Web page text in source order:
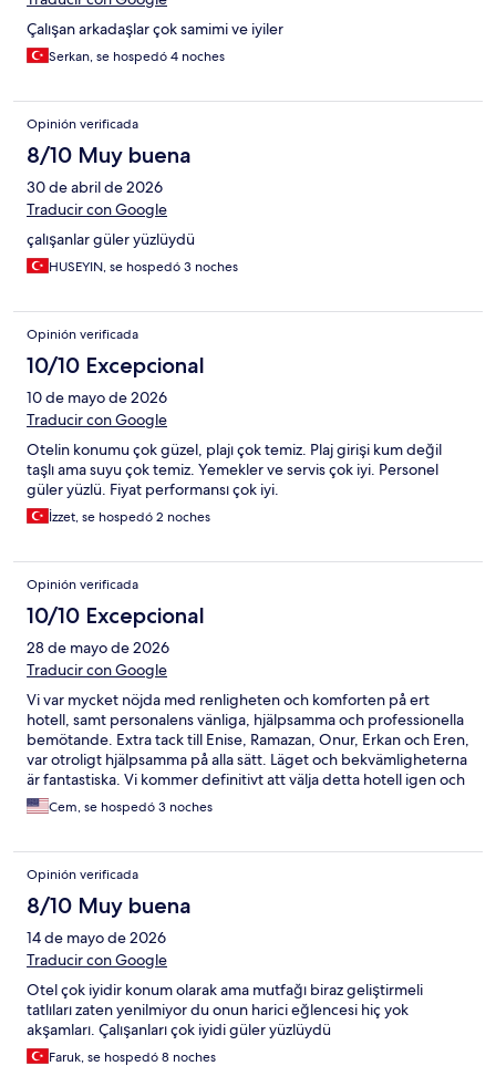
Çalışan arkadaşlar çok samimi ve iyiler
Serkan, se hospedó 4 noches
Opinión verificada
8/10 Muy buena
30 de abril de 2026
Traducir con Google
çalışanlar güler yüzlüydü
HUSEYIN, se hospedó 3 noches
Opinión verificada
10/10 Excepcional
10 de mayo de 2026
Traducir con Google
Otelin konumu çok güzel, plajı çok temiz. Plaj girişi kum değil
taşlı ama suyu çok temiz. Yemekler ve servis çok iyi. Personel
güler yüzlü. Fiyat performansı çok iyi.
İzzet, se hospedó 2 noches
Opinión verificada
10/10 Excepcional
28 de mayo de 2026
Traducir con Google
Vi var mycket nöjda med renligheten och komforten på ert
hotell, samt personalens vänliga, hjälpsamma och professionella
bemötande. Extra tack till Enise, Ramazan, Onur, Erkan och Eren,
var otroligt hjälpsamma på alla sätt. Läget och bekvämligheterna
är fantastiska. Vi kommer definitivt att välja detta hotell igen och
rekommenderar det till alla. Tack för allt!
Cem, se hospedó 3 noches
Opinión verificada
8/10 Muy buena
14 de mayo de 2026
Traducir con Google
Otel çok iyidir konum olarak ama mutfağı biraz geliştirmeli
tatlıları zaten yenilmiyor du onun harici eğlencesi hiç yok
akşamları. Çalışanları çok iyidi güler yüzlüydü
Faruk, se hospedó 8 noches